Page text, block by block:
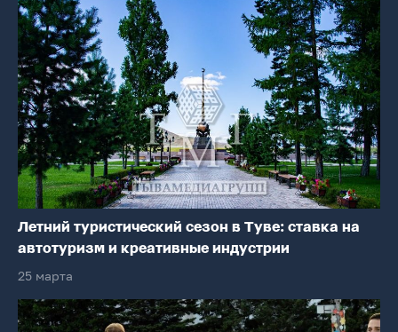
Летний туристический сезон в Туве: ставка на
автотуризм и креативные индустрии
25 марта